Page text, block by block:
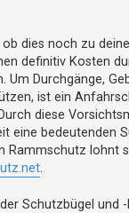
dies noch zu
definitiv Kosten
Um Durchgänge,
ist ein
diese
eine bedeutenden
Rammschutz lohnt
Schutzbügel und